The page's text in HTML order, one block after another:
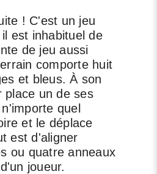
! C'est un jeu
est inhabituel de
de jeu aussi
comporte huit
et bleus. À son
place un de ses
quel
et le déplace
est d'aligner
ou quatre anneaux
joueur.